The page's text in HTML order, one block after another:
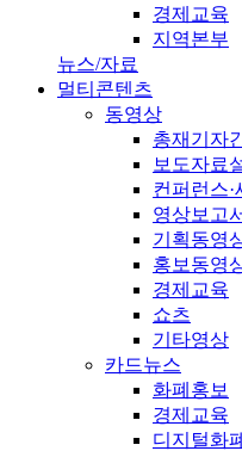
경제교육
지역본부
뉴스/자료
멀티콘텐츠
동영상
총재기자
보도자료
컨퍼런스·
영상보고
기획동영
홍보동영
경제교육
쇼츠
기타영상
카드뉴스
화폐홍보
경제교육
디지털화폐